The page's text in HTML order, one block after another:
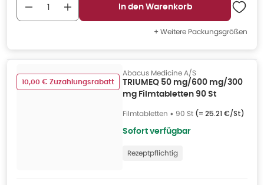
In den Warenkorb
+ Weitere Packungsgrößen
10,00 € Zuzahlungsrabatt
Abacus Medicine A/S
TRIUMEQ 50 mg/600 mg/300
mg Filmtabletten 90 St
Filmtabletten • 90 St (= 25.21 €/St)
Sofort verfügbar
Rezeptpflichtig